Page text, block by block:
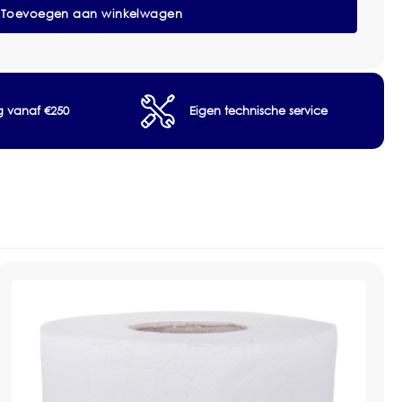
System
Toevoegen aan winkelwagen
vanaf €250 Eigen technische service